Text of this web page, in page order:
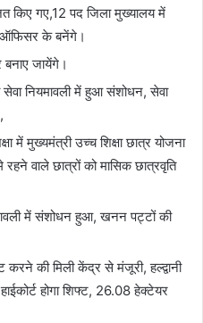
किए गए,12 पद जिला मुख्यालय में
ऑफिसर के बनेंगे।
बनाए जायेंगे।
नियमावली में हुआ संशोधन, सेवा
में मुख्यमंत्री उच्च शिक्षा छात्र योजना
रहने वाले छात्रों को मासिक छात्रवृति
में संशोधन हुआ, खनन पट्टों की
करने की मिली केंद्र से मंजूरी, हल्द्वानी
होगा शिफ्ट, 26.08 हेक्टेयर